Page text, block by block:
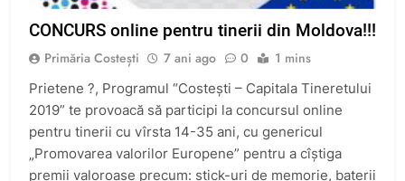
CONCURS online pentru tinerii din Moldova!!!
Primăria Costești 7 ani ago 0 1 mins
Prietene ?, Programul “Costești – Capitala Tineretului
2019” te provoacă să participi la concursul online
pentru tinerii cu vîrsta 14-35 ani, cu genericul
„Promovarea valorilor Europene” pentru a cîștiga
premii valoroase precum: stick-uri de memorie, baterii